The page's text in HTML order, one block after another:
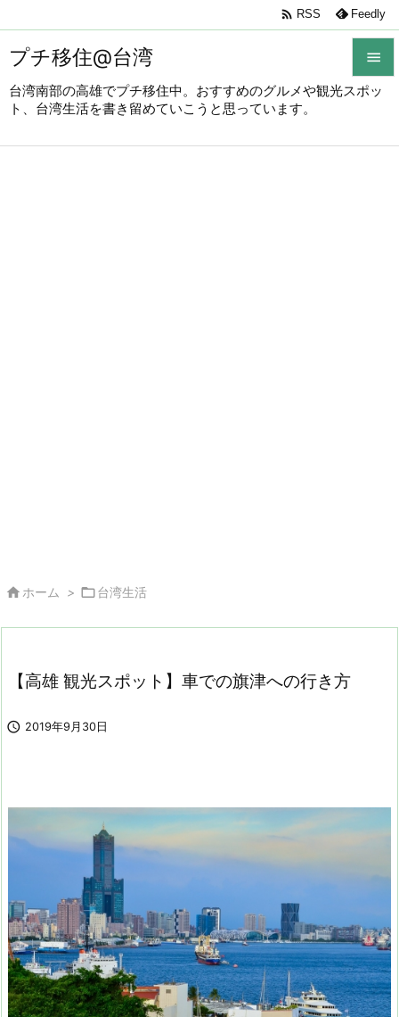
プチ移住@台湾
台湾南部の高雄でプチ移住中。おすすめのグルメや観光スポッ
ト、台湾生活を書き留めていこうと思っています。



 RSS Feedly
 ホーム > 台湾生活
【高雄 観光スポット】車での旗津への行き方
 2019年9月30日